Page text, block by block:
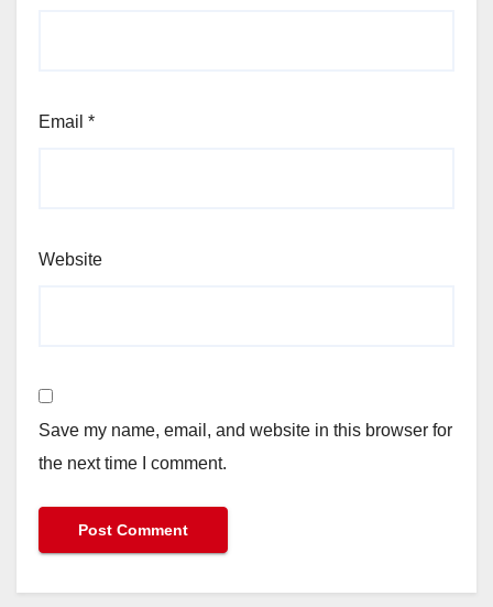
Email *
Website
Save my name, email, and website in this browser for
the next time I comment.